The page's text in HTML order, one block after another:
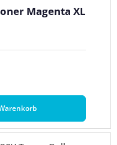
Magenta XL